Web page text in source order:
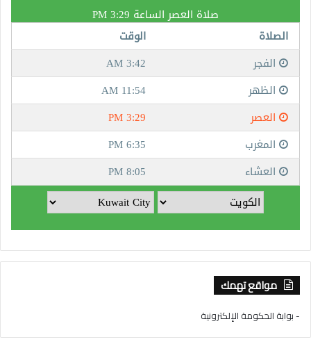
مواقع تهمك
- بوابة الحكومة الإلكترونية